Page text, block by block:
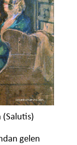
(Salutis)
gelen